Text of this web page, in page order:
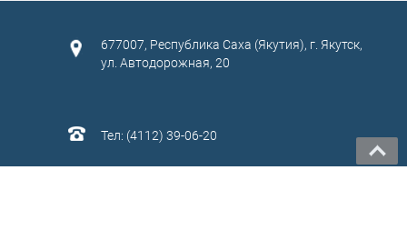
677007, Республика Саха (Якутия), г. Якутск,
ул. Автодорожная, 20
Тел: (4112) 39-06-20